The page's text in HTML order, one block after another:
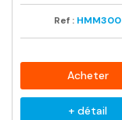
Ref : HMM300
Acheter
+ détail